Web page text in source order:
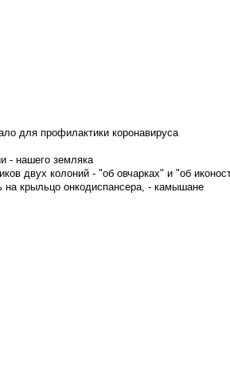
для профилактики коронавируса
- нашего земляка
двух колоний - "об овчарках" и "об
крыльцо онкодиспансера, - камышане